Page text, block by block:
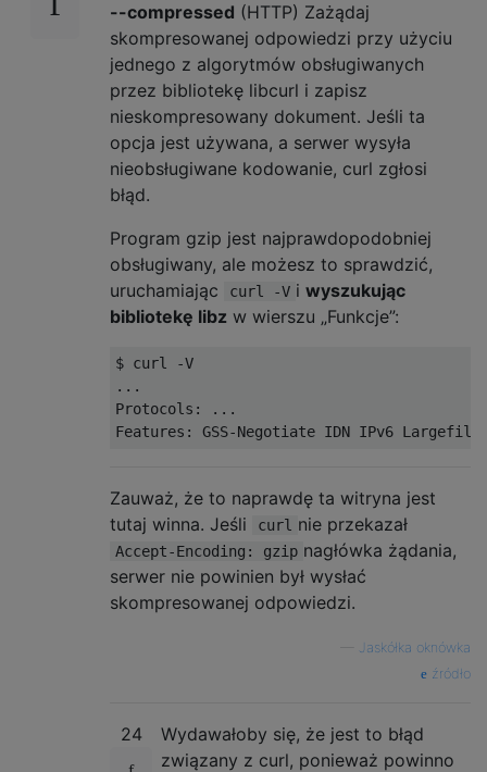
--compressed (HTTP) Zażądaj
skompresowanej odpowiedzi przy użyciu
jednego z algorytmów obsługiwanych
przez bibliotekę libcurl i zapisz
nieskompresowany dokument. Jeśli ta
opcja jest używana, a serwer wysyła
nieobsługiwane kodowanie, curl zgłosi
błąd.
Program gzip jest najprawdopodobniej
obsługiwany, ale możesz to sprawdzić,
uruchamiając
curl -V i wyszukując
bibliotekę libz w wierszu „Funkcje”:
$ curl -
...
Protocols :
...
Features : GSS-Negotiate IDN IPv6 Largefile
Zauważ, że to naprawdę ta witryna jest
tutaj winna. Jeśli
curl nie przekazał
Accept-Encoding: gzip nagłówka żądania,
serwer nie powinien był wysłać
skompresowanej odpowiedzi.
Jaskółka oknówka
źródło
24
Wydawałoby się, że jest to błąd
związany z curl, ponieważ powinno